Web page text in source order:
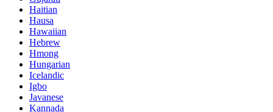
Haitian
Hausa
Hawaiian
Hebrew
Hmong
Hungarian
Icelandic
Igbo
Javanese
Kannada